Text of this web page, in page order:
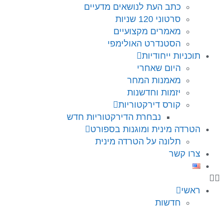
כתב העת לנושאים מדעיים
סרטוני 120 שניות
מאמרים מקצועיים
הסטנדרט האולימפי
תוכניות ייחודיות
היום שאחרי
מאמנות המחר
יזמות וחדשנות
קורס דירקטוריות
נבחרת הדירקטוריות חדש
הטרדה מינית ומוגנות בספורט
תלונה על הטרדה מינית
צרו קשר
ראשי
חדשות